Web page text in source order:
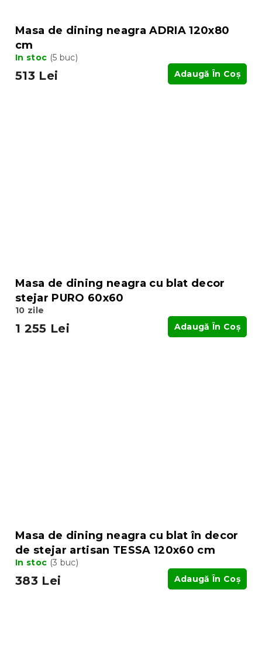
Masa de dining neagra ADRIA 120x80
cm
In stoc (5 buc)
513 Lei Adaugă În Coş
Masa de dining neagra cu blat decor
stejar PURO 60x60
10 zile
1 255 Lei Adaugă În Coş
Masa de dining neagra cu blat în decor
de stejar artisan TESSA 120x60 cm
In stoc (3 buc)
383 Lei Adaugă În Coş